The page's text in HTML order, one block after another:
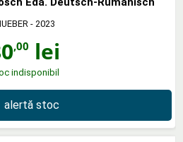
- 2023
,00 lei
indisponibil
alertă stoc